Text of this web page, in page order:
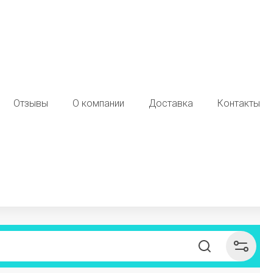
Отзывы О компании Доставка Контакты